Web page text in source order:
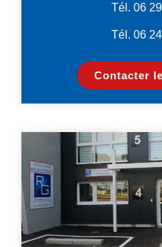
Tél. 06
Tél. 06
Contacter